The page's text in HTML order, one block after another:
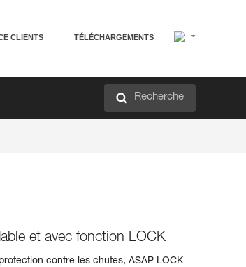
CLIENTS TÉLÉCHARGEMENTS
Recherche
et avec fonction LOCK
contre les chutes, ASAP LOCK